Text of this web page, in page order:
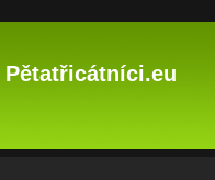
Pětatřicátníci.eu